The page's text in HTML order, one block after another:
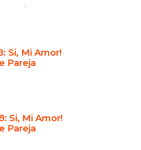
humor y
y sigue en
en clave
Si, Mi Amor!
Pareja
Si, Mi Amor!
Pareja